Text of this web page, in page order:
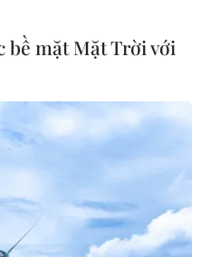
bề mặt Mặt Trời với